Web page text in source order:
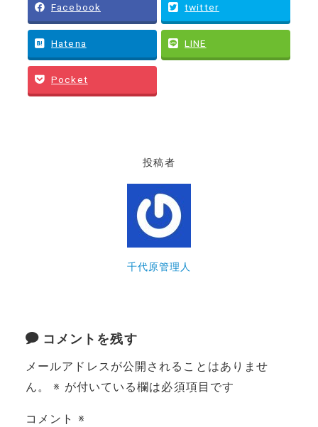
Facebook twitter
Hatena LINE
Pocket
投稿者
千代原管理人
コメントを残す
メールアドレスが公開されることはありませ
ん。
※ が付いている欄は必須項目です
コメント ※